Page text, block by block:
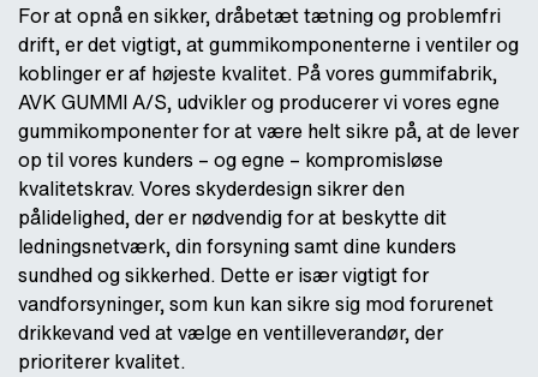
For at opnå en sikker, dråbetæt tætning og problemfri
drift, er det vigtigt, at gummikomponenterne i ventiler og
koblinger er af højeste kvalitet. På vores gummifabrik,
AVK GUMMI A/S, udvikler og producerer vi vores egne
gummikomponenter for at være helt sikre på, at de lever
op til vores kunders – og egne – kompromisløse
kvalitetskrav. Vores skyderdesign sikrer den
pålidelighed, der er nødvendig for at beskytte dit
ledningsnetværk, din forsyning samt dine kunders
sundhed og sikkerhed. Dette er især vigtigt for
vandforsyninger, som kun kan sikre sig mod forurenet
drikkevand ved at vælge en ventilleverandør, der
prioriterer kvalitet.